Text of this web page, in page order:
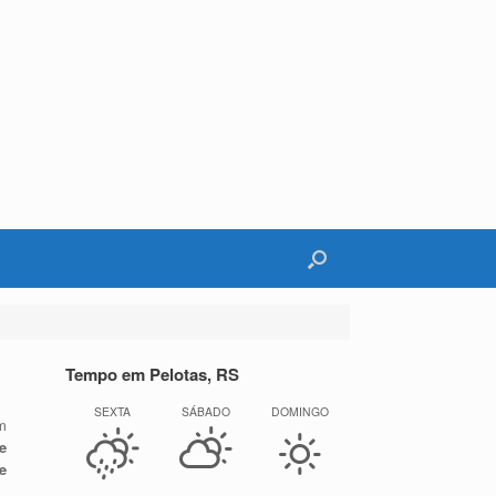
Tempo em Pelotas, RS
SEXTA SÁBADO DOMINGO